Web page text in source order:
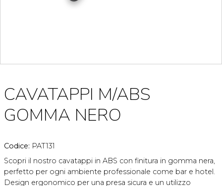
CAVATAPPI M/ABS
GOMMA NERO
Codice: PAT131
Scopri il nostro cavatappi in ABS con finitura in gomma nera,
perfetto per ogni ambiente professionale come bar e hotel.
Design ergonomico per una presa sicura e un utilizzo